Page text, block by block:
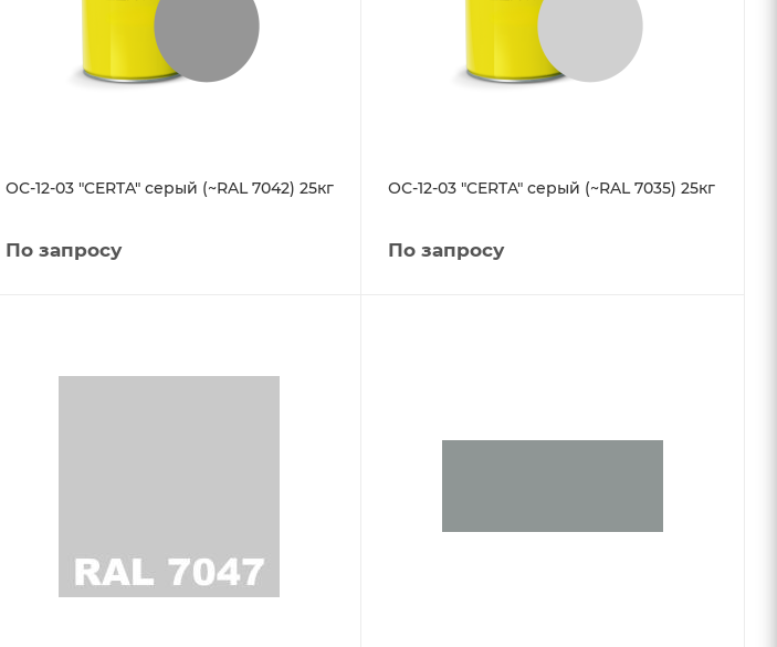
ОС-12-03 "CERTA" серый (~RAL 7042) 25кг
По запросу
ОС-12-03 "CERTA" серый (~RAL 7035) 25кг
По запросу